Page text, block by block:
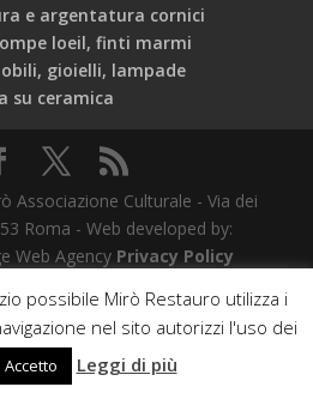
e argentatura cornici
loeil, finti marmi
gioielli, lampade
su ceramica
Associazione Culturale - Via dei
Roma - Web developed by:
Web Agency Privacy Policy
possibile Mirò Restauro utilizza i
nel sito autorizzi l'uso dei
Accetto Leggi di più